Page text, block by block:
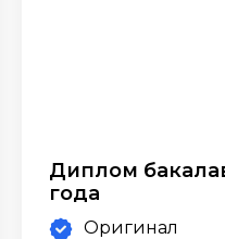
Диплом
года
Оригинал